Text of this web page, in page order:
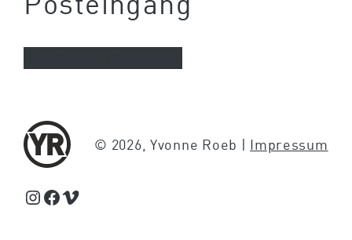
© 2026, Yvonne Roeb | Impressum
Schaue Feed, Reels und Storys auf Instagram von Yvonne Roeb
Facebook
Schaue Videos auf Vimeo über Yvonne Roeb